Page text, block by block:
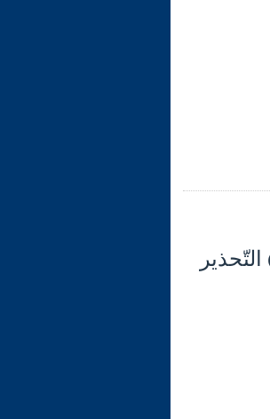
في فقه السنّة والكتاب العزيز (127) كتاب الزّكاة (4) التّحذير